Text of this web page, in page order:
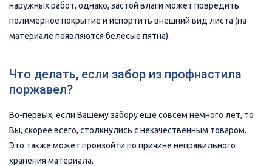
наружных работ, однако, застой влаги может повредить
полимерное покрытие и испортить внешний вид листа (на
материале появляются белесые пятна).
Что делать, если забор из профнастила
поржавел?
Во-первых, если Вашему забору еще совсем немного лет, то
Вы, скорее всего, столкнулись с некачественным товаром.
Это также может произойти по причине неправильного
хранения материала.